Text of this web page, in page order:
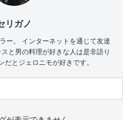
リガノ
ー。 インターネットを通じて友達
と男の料理が好きな人は是非語り
だとジェロニモが好きです。